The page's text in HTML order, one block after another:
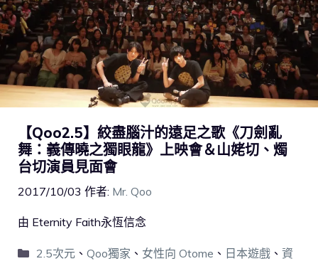
【Qoo2.5】絞盡腦汁的遠足之歌《刀劍亂
舞：義傳曉之獨眼龍》上映會＆山姥切、燭
台切演員見面會
2017/10/03 作者: Mr. Qoo
由 Eternity Faith永恆信念
2.5次元、 Qoo獨家 、 女性向 Otome 、 日本遊戲、 資